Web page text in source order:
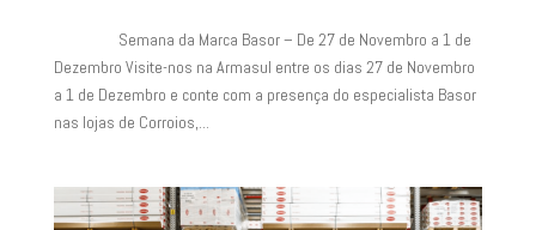
Semana da Marca Basor – De 27 de Novembro a 1 de
Dezembro Visite-nos na Armasul entre os dias 27 de Novembro
a 1 de Dezembro e conte com a presença do especialista Basor
nas lojas de Corroios,...